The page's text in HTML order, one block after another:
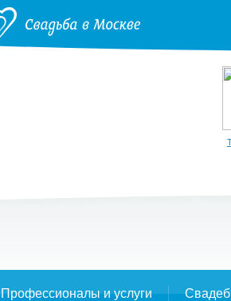
Профессионалы и услуги